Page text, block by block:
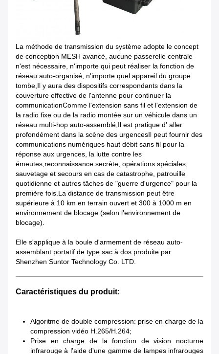
La méthode de transmission du système adopte le concept
de conception MESH avancé, aucune passerelle centrale
n'est nécessaire, n'importe qui peut réaliser la fonction de
réseau auto-organisé, n'importe quel appareil du groupe
tombe,Il y aura des dispositifs correspondants dans la
couverture effective de l'antenne pour continuer la
communicationComme l'extension sans fil et l'extension de
la radio fixe ou de la radio montée sur un véhicule dans un
réseau multi-hop auto-assemblé,Il est pratique d' aller
profondément dans la scène des urgencesIl peut fournir des
communications numériques haut débit sans fil pour la
réponse aux urgences, la lutte contre les
émeutes,reconnaissance secrète, opérations spéciales,
sauvetage et secours en cas de catastrophe, patrouille
quotidienne et autres tâches de "guerre d'urgence" pour la
première fois.La distance de transmission peut être
supérieure à 10 km en terrain ouvert et 300 à 1000 m en
environnement de blocage (selon l'environnement de
blocage).
Elle s'applique à la boule d'armement de réseau auto-
assemblant portatif de type sac à dos produite par
Shenzhen Suntor Technology Co. LTD.
Caractéristiques du produit:
Algoritme de double compression: prise en charge de la
compression vidéo H.265/H.264;
Prise en charge de la fonction de vision nocturne
infrarouge à l'aide d'une gamme de lampes infrarouges